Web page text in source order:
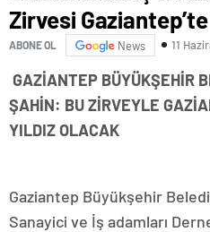
Zirvesi Gaziantep’te
ABONE OL News 11
GAZİANTEP BÜYÜKŞEHİR
ŞAHİN: BU ZİRVEYLE
YILDIZ OLACAK
Gaziantep Büyükşehir
Sanayici ve İş adamları